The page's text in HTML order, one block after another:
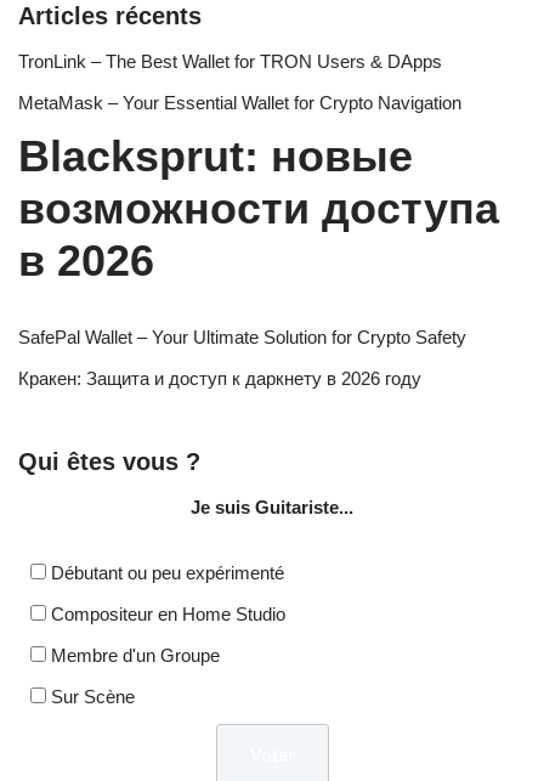
Articles récents
TronLink – The Best Wallet for TRON Users & DApps
MetaMask – Your Essential Wallet for Crypto Navigation
Blacksprut: новые
возможности доступа
в 2026
SafePal Wallet – Your Ultimate Solution for Crypto Safety
Кракен: Защита и доступ к даркнету в 2026 году
Qui êtes vous ?
Je suis Guitariste...
Débutant ou peu expérimenté
Compositeur en Home Studio
Membre d'un Groupe
Sur Scène